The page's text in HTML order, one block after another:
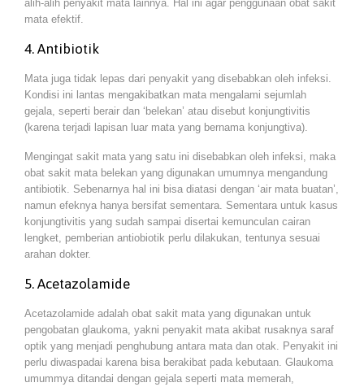
alih-alih penyakit mata lainnya. Hal ini agar penggunaan obat sakit
mata efektif.
4. Antibiotik
Mata juga tidak lepas dari penyakit yang disebabkan oleh infeksi.
Kondisi ini lantas mengakibatkan mata mengalami sejumlah
gejala, seperti berair dan ‘belekan’ atau disebut konjungtivitis
(karena terjadi lapisan luar mata yang bernama konjungtiva).
Mengingat sakit mata yang satu ini disebabkan oleh infeksi, maka
obat sakit mata belekan yang digunakan umumnya mengandung
antibiotik. Sebenarnya hal ini bisa diatasi dengan ‘air mata buatan’,
namun efeknya hanya bersifat sementara. Sementara untuk kasus
konjungtivitis yang sudah sampai disertai kemunculan cairan
lengket, pemberian antiobiotik perlu dilakukan, tentunya sesuai
arahan dokter.
5. Acetazolamide
Acetazolamide adalah obat sakit mata yang digunakan untuk
pengobatan glaukoma, yakni penyakit mata akibat rusaknya saraf
optik yang menjadi penghubung antara mata dan otak. Penyakit ini
perlu diwaspadai karena bisa berakibat pada kebutaan. Glaukoma
umummya ditandai dengan gejala seperti mata memerah,